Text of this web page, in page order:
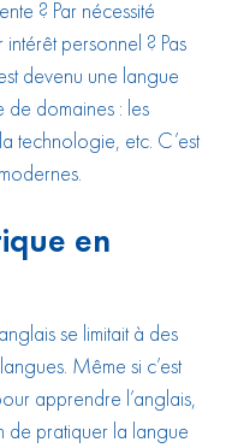
? Par nécessité
personnel ? Pas
devenu une langue
de domaines : les
technologie, etc. C’est
en
se limitait à des
Même si c’est
apprendre l’anglais,
de pratiquer la langue